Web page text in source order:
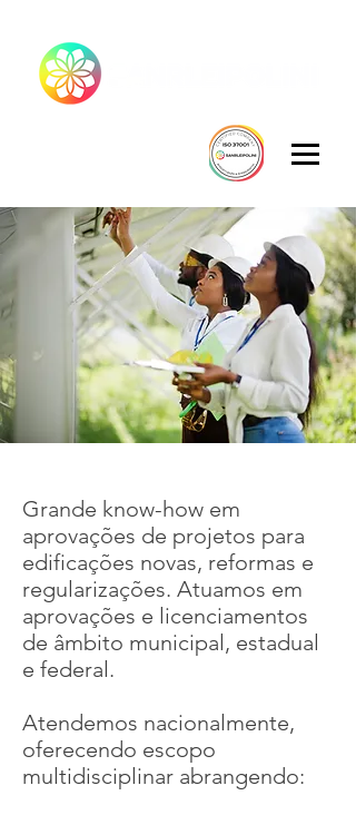
Grande know-how em
aprovações de projetos para
edificações novas, reformas e
regularizações. Atuamos em
aprovações e licenciamentos
de âmbito municipal, estadual
e federal.
Atendemos nacionalmente,
oferecendo escopo
multidisciplinar abrangendo: